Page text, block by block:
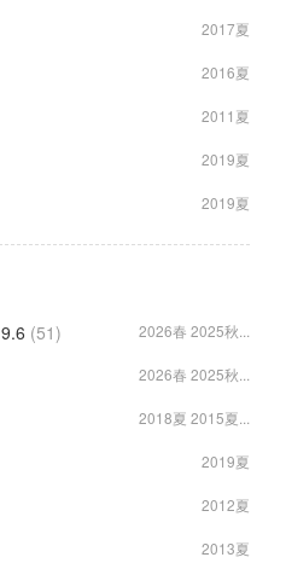
2017夏
2016夏
2011夏
2019夏
2019夏
9.6 (51) 2026春 2025秋...
2026春 2025秋...
2018夏 2015夏...
2019夏
2012夏
2013夏